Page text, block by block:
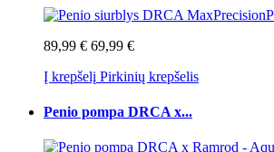
89,99 € 69,99 €
Į krepšelį Pirkinių krepšelis
Penio pompa DRCA x...